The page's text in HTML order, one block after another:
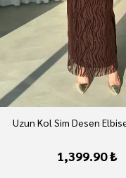
Uzun Kol Sim Desen
1,399.90 ₺